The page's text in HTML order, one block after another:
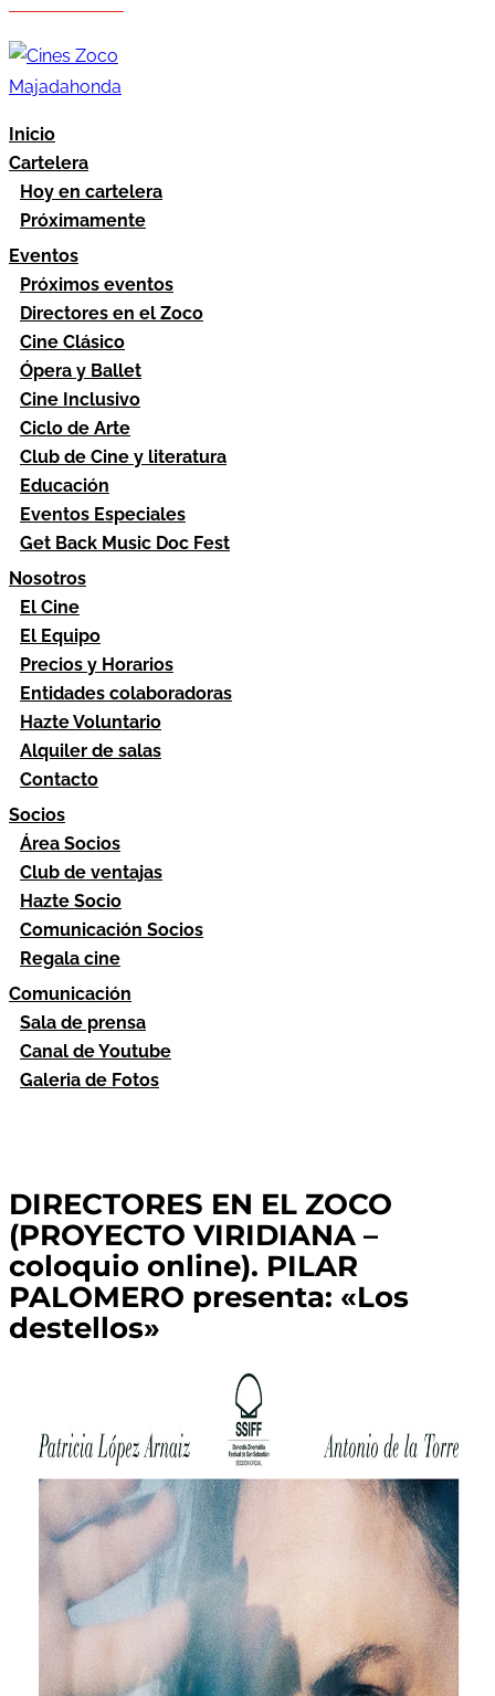
Inicio
Cartelera
Hoy en cartelera
Próximamente
Eventos
Próximos eventos
Directores en el Zoco
Cine Clásico
Ópera y Ballet
Cine Inclusivo
Ciclo de Arte
Club de Cine y literatura
Educación
Eventos Especiales
Get Back Music Doc Fest
Nosotros
El Cine
El Equipo
Precios y Horarios
Entidades colaboradoras
Hazte Voluntario
Alquiler de salas
Contacto
Socios
Área Socios
Club de ventajas
Hazte Socio
Comunicación Socios
Regala cine
Comunicación
Sala de prensa
Canal de Youtube
Galeria de Fotos
DIRECTORES EN EL ZOCO
(PROYECTO VIRIDIANA –
coloquio online). PILAR
PALOMERO presenta: «Los
destellos»